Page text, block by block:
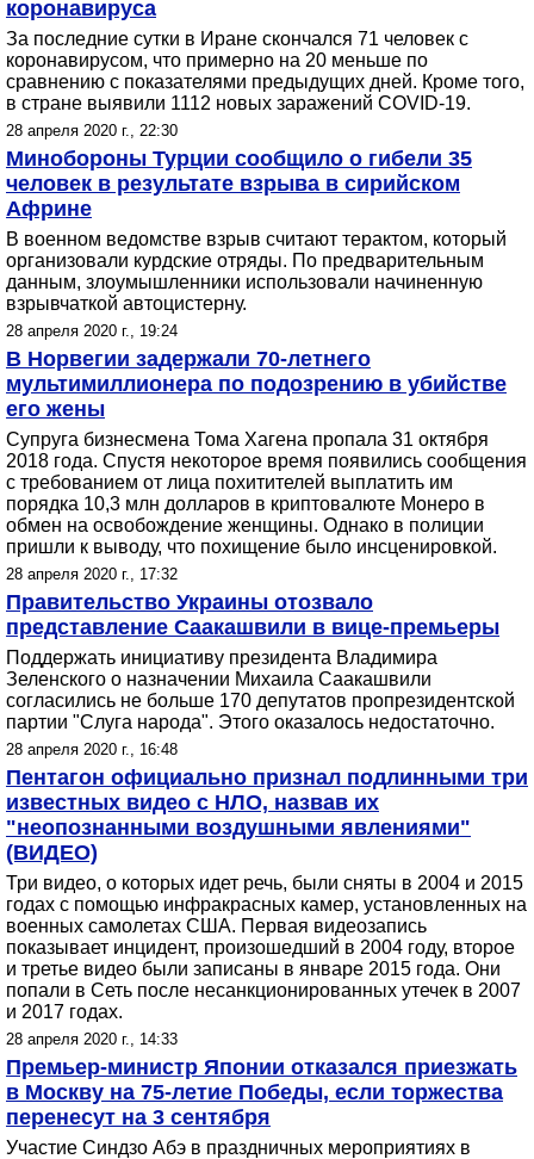
коронавируса
За последние сутки в Иране скончался 71 человек с
коронавирусом, что примерно на 20 меньше по
сравнению с показателями предыдущих дней. Кроме того,
в стране выявили 1112 новых заражений COVID-19.
28 апреля 2020 г., 22:30
Минобороны Турции сообщило о гибели 35
человек в результате взрыва в сирийском
Африне
В военном ведомстве взрыв считают терактом, который
организовали курдские отряды. По предварительным
данным, злоумышленники использовали начиненную
взрывчаткой автоцистерну.
28 апреля 2020 г., 19:24
В Норвегии задержали 70-летнего
мультимиллионера по подозрению в убийстве
его жены
Супруга бизнесмена Тома Хагена пропала 31 октября
2018 года. Спустя некоторое время появились сообщения
с требованием от лица похитителей выплатить им
порядка 10,3 млн долларов в криптовалюте Монеро в
обмен на освобождение женщины. Однако в полиции
пришли к выводу, что похищение было инсценировкой.
28 апреля 2020 г., 17:32
Правительство Украины отозвало
представление Саакашвили в вице-премьеры
Поддержать инициативу президента Владимира
Зеленского о назначении Михаила Саакашвили
согласились не больше 170 депутатов пропрезидентской
партии "Слуга народа". Этого оказалось недостаточно.
28 апреля 2020 г., 16:48
Пентагон официально признал подлинными три
известных видео с НЛО, назвав их
"неопознанными воздушными явлениями"
(ВИДЕО)
Три видео, о которых идет речь, были сняты в 2004 и 2015
годах с помощью инфракрасных камер, установленных на
военных самолетах США. Первая видеозапись
показывает инцидент, произошедший в 2004 году, второе
и третье видео были записаны в январе 2015 года. Они
попали в Сеть после несанкционированных утечек в 2007
и 2017 годах.
28 апреля 2020 г., 14:33
Премьер-министр Японии отказался приезжать
в Москву на 75-летие Победы, если торжества
перенесут на 3 сентября
Участие Синдзо Абэ в праздничных мероприятиях в